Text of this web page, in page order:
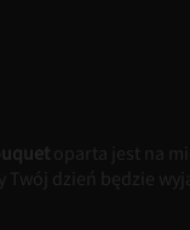
oparta jest na
dzień będzie